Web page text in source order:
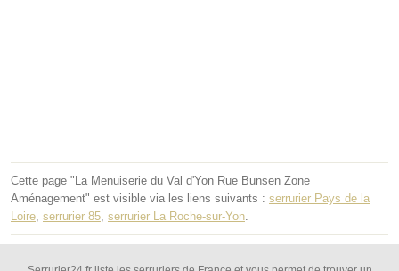
Cette page "La Menuiserie du Val d'Yon Rue Bunsen Zone
Aménagement" est visible via les liens suivants : serrurier Pays de la
Loire serrurier 85 serrurier La Roche-sur-Yon